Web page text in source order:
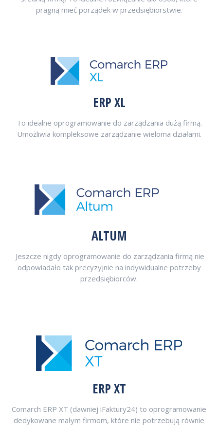
pragną mieć porządek w przedsiębiorstwie.
ERP XL
To idealne oprogramowanie do zarządzania dużą firmą.
Umożliwia kompleksowe zarządzanie wieloma działami.
ALTUM
Jeszcze nigdy oprogramowanie do zarządzania firmą nie
odpowiadało tak precyzyjnie na indywidualne potrzeby
przedsiębiorców.
ERP XT
Comarch ERP XT (dawniej iFaktury24) to oprogramowanie
dedykowane małym firmom, które nie potrzebują równie